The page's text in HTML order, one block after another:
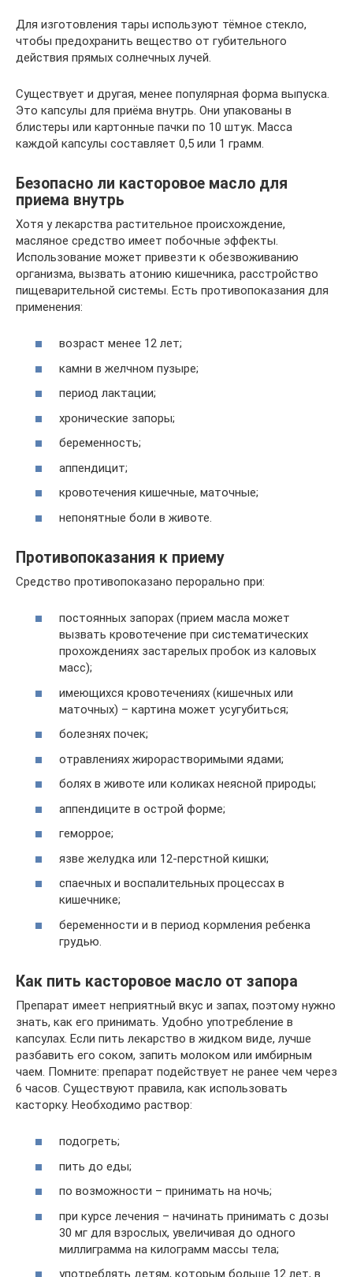
Для изготовления тары используют тёмное стекло,
чтобы предохранить вещество от губительного
действия прямых солнечных лучей.
Существует и другая, менее популярная форма выпуска.
Это капсулы для приёма внутрь. Они упакованы в
блистеры или картонные пачки по 10 штук. Масса
каждой капсулы составляет 0,5 или 1 грамм.
Безопасно ли касторовое масло для
приема внутрь
Хотя у лекарства растительное происхождение,
масляное средство имеет побочные эффекты.
Использование может привезти к обезвоживанию
организма, вызвать атонию кишечника, расстройство
пищеварительной системы. Есть противопоказания для
применения:
возраст менее 12 лет;
камни в желчном пузыре;
период лактации;
хронические запоры;
беременность;
аппендицит;
кровотечения кишечные, маточные;
непонятные боли в животе.
Противопоказания к приему
Средство противопоказано перорально при:
постоянных запорах (прием масла может
вызвать кровотечение при систематических
прохождениях застарелых пробок из каловых
масс);
имеющихся кровотечениях (кишечных или
маточных) – картина может усугубиться;
болезнях почек;
отравлениях жирорастворимыми ядами;
болях в животе или коликах неясной природы;
аппендиците в острой форме;
геморрое;
язве желудка или 12-перстной кишки;
спаечных и воспалительных процессах в
кишечнике;
беременности и в период кормления ребенка
грудью.
Как пить касторовое масло от запора
Препарат имеет неприятный вкус и запах, поэтому нужно
знать, как его принимать. Удобно употребление в
капсулах. Если пить лекарство в жидком виде, лучше
разбавить его соком, запить молоком или имбирным
чаем. Помните: препарат подействует не ранее чем через
6 часов. Существуют правила, как использовать
касторку. Необходимо раствор:
подогреть;
пить до еды;
по возможности – принимать на ночь;
при курсе лечения – начинать принимать с дозы
30 мг для взрослых, увеличивая до одного
миллиграмма на килограмм массы тела;
употреблять детям, которым больше 12 лет, в